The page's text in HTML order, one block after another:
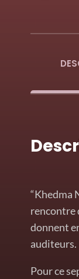
“Khedma
rencontre
donnent
auditeurs.
Pour ce